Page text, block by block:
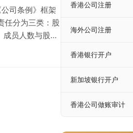
司条例》框架
任分为三类：股
员人数与股份
格（股份有限
香港公司注册
海外公司注册
香港银行开户
新加坡银行开户
香港公司做账审计